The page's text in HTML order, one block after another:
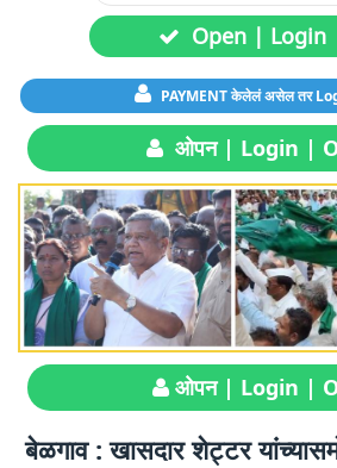
Open | Login
PAYMENT केलेलं असेल तर
ओपन | Login |
ओपन | Login |
बेळगाव : खासदार शेट्टर